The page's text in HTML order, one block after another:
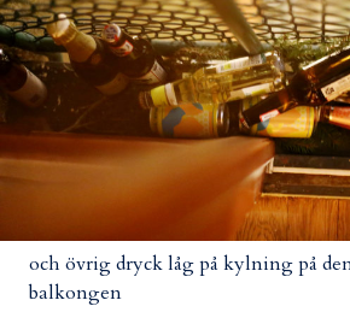
och övrig dryck låg på kylning på
balkongen